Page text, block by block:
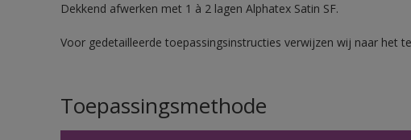
Dekkend afwerken met 1 à 2 lagen Alphatex Satin SF.
Voor gedetailleerde toepassingsinstructies verwijzen wij naar het
Toepassingsmethode